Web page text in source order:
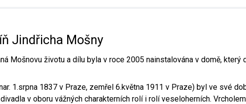
Jindřicha Mošny
Mošnovu životu a dílu byla v roce 2005 nainstalována v domě, který
1.srpna 1837 v Praze, zemřel 6.května 1911 v Praze) byl ve své
v oboru vážných charakterních rolí i rolí veseloherních.